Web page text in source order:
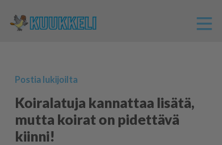
Postia lukijoilta
Koiralatuja kannattaa lisätä,
mutta koirat on pidettävä
kiinni!